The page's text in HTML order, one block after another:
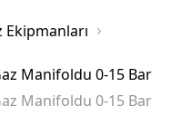
Manifoldu 0-15 Bar
Manifoldu 0-15 Bar